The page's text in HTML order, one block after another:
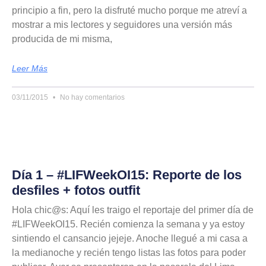
principio a fin, pero la disfruté mucho porque me atreví a
mostrar a mis lectores y seguidores una versión más
producida de mi misma,
Leer Más
03/11/2015 No hay comentarios
Día 1 – #LIFWeekOI15: Reporte de los
desfiles + fotos outfit
Hola chic@s: Aquí les traigo el reportaje del primer día de
#LIFWeekOI15. Recién comienza la semana y ya estoy
sintiendo el cansancio jejeje. Anoche llegué a mi casa a
la medianoche y recién tengo listas las fotos para poder